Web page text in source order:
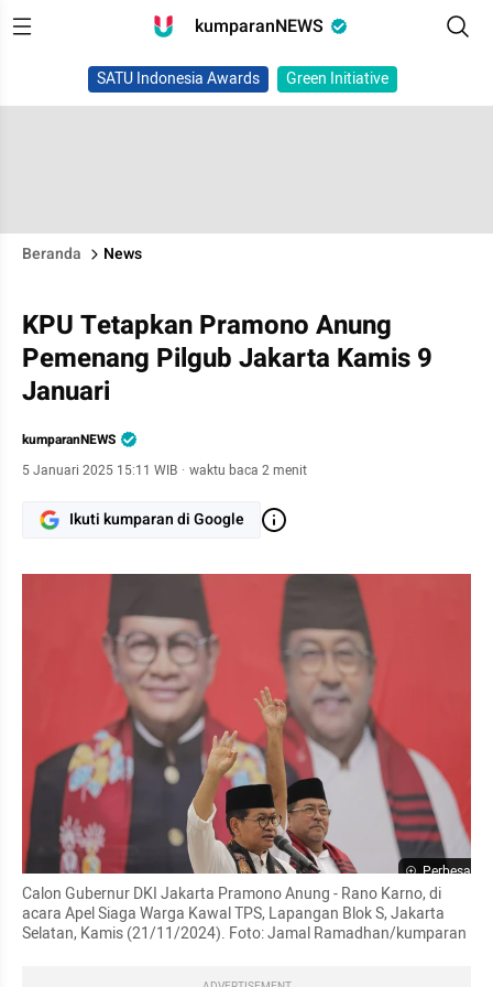
kumparanNEWS
SATU Indonesia Awards Green Initiative
Beranda News
KPU Tetapkan Pramono Anung
Pemenang Pilgub Jakarta Kamis 9
Januari
kumparanNEWS
5 Januari 2025 15:11 WIB · waktu baca 2 menit
Ikuti kumparan di Google
Perbesar
Calon Gubernur DKI Jakarta Pramono Anung - Rano Karno, di
acara Apel Siaga Warga Kawal TPS, Lapangan Blok S, Jakarta
Selatan, Kamis (21/11/2024). Foto: Jamal Ramadhan/kumparan